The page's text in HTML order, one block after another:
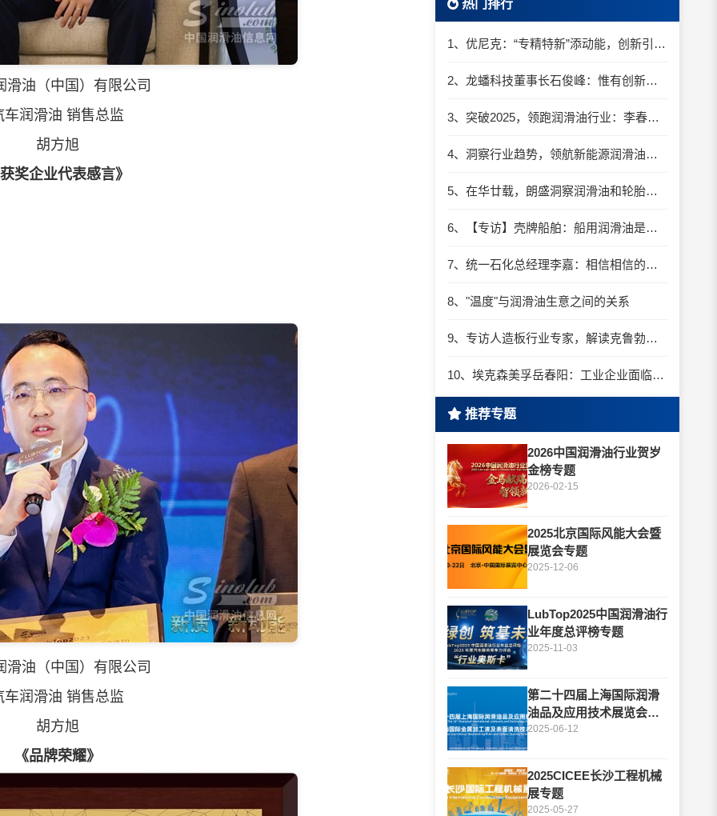
滑油 （中国）有限公司
车润滑油 销售总监
胡方旭
奖企业代表感言》
滑油 （中国）有限公司
车润滑油 销售总监
胡方旭
《品牌荣耀》
热门排行
1、优尼克：“专精特新”添动能，创新引领行稳致远
2、龙蟠科技董事长石俊峰：惟有创新转型 企业才拥有不竭的动力
3、突破2025，领跑润滑油行业：李春卿总经理谈创新驱动的炸裂增长
4、洞察行业趋势，领航新能源润滑油赛道
5、在华廿载，朗盛洞察润滑油和轮胎市场新动向
6、【专访】壳牌船舶：船用润滑油是航运脱碳的重要一环
7、统一石化总经理李嘉：相信相信的力量！
8、"温度"与润滑油生意之间的关系
9、专访人造板行业专家，解读克鲁勃特种润滑解决方案
10、埃克森美孚岳春阳：工业企业面临着前所未有的低碳转型机遇
推荐专题
2026中国润滑油行业贺岁
金榜专题
2026-02-15
2025北京国际风能大会暨
展览会专题
2025-12-06
LubTop2025中国润滑油行
业年度总评榜专题
2025-11-03
第二十四届上海国际润滑
油品及应用技术展览会专
题
2025-06-12
2025CICEE长沙工程机械
展专题
2025-05-27